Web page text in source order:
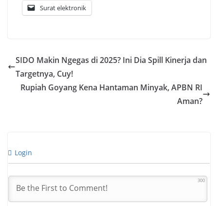
Surat elektronik
SIDO Makin Ngegas di 2025? Ini Dia Spill Kinerja dan
Targetnya, Cuy!
Rupiah Goyang Kena Hantaman Minyak, APBN RI
Aman?
Login
300